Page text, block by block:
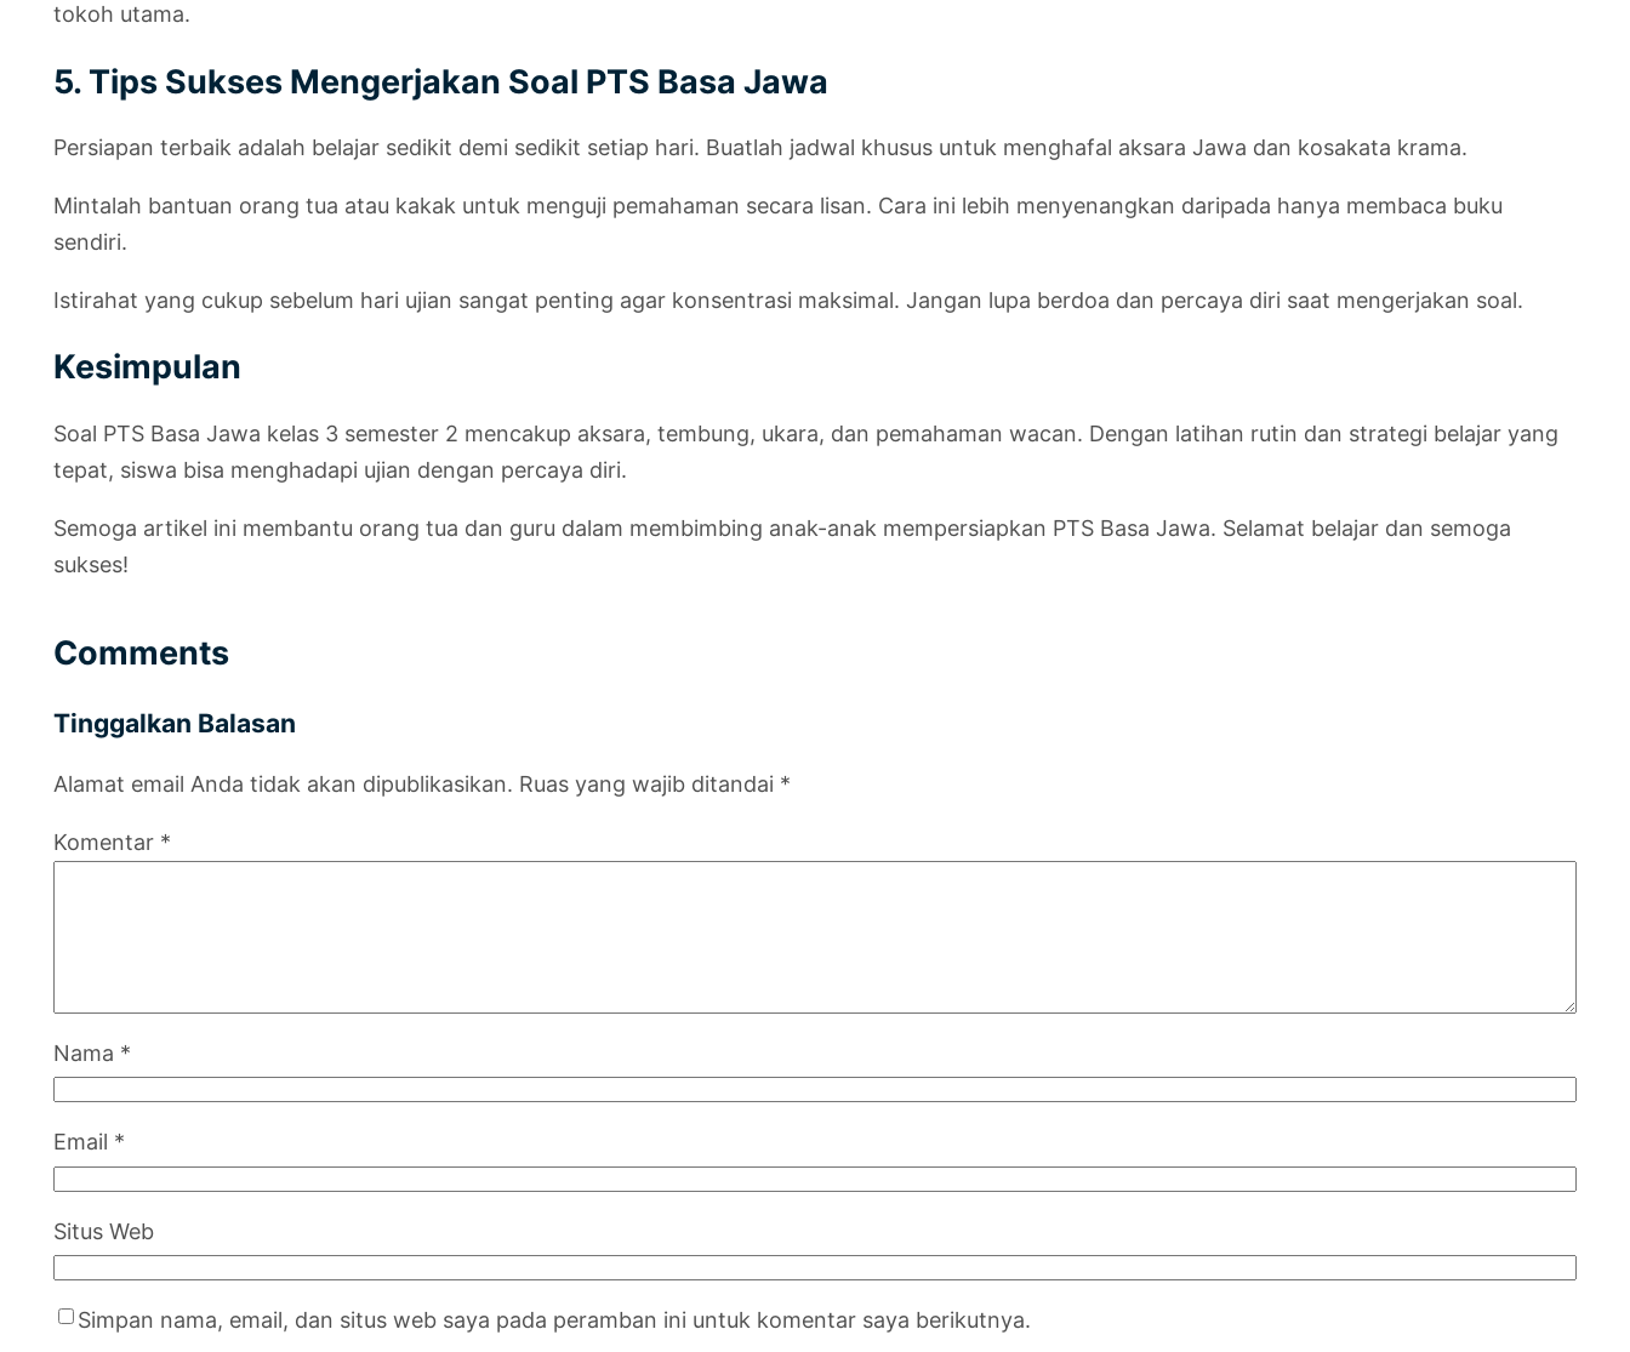
tokoh utama.
5. Tips Sukses Mengerjakan Soal PTS Basa Jawa
Persiapan terbaik adalah belajar sedikit demi sedikit setiap hari. Buatlah jadwal khusus untuk menghafal aksara Jawa dan kosakata krama.
Mintalah bantuan orang tua atau kakak untuk menguji pemahaman secara lisan. Cara ini lebih menyenangkan daripada hanya membaca buku
sendiri.
Istirahat yang cukup sebelum hari ujian sangat penting agar konsentrasi maksimal. Jangan lupa berdoa dan percaya diri saat mengerjakan soal.
Kesimpulan
Soal PTS Basa Jawa kelas 3 semester 2 mencakup aksara, tembung, ukara, dan pemahaman wacan. Dengan latihan rutin dan strategi belajar yang
tepat, siswa bisa menghadapi ujian dengan percaya diri.
Semoga artikel ini membantu orang tua dan guru dalam membimbing anak-anak mempersiapkan PTS Basa Jawa. Selamat belajar dan semoga
sukses!
Comments
Tinggalkan Balasan
Alamat email Anda tidak akan dipublikasikan. Ruas yang wajib ditandai *
Komentar *
Nama *
Email *
Situs Web
Simpan nama, email, dan situs web saya pada peramban ini untuk komentar saya berikutnya.